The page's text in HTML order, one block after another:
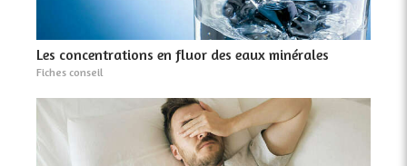
Les concentrations en fluor des eaux minérales
Fiches conseil